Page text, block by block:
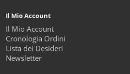
Il Mio Account
Il Mio Account
Cronologia Ordini
Lista dei Desideri
Newsletter